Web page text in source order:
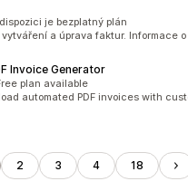
recenzí: 45je bezplatný plán
a úprava faktur. Informace
Invoice Generator
recenzí: 130
plan available
automated PDF invoices with
2 3 4 18